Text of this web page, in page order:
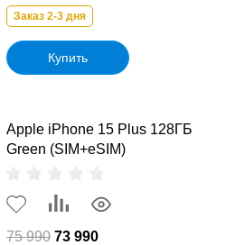
Заказ 2-3 дня
Купить
Apple iPhone 15 Plus 128ГБ
Green (SIM+eSIM)
75 990 73 990